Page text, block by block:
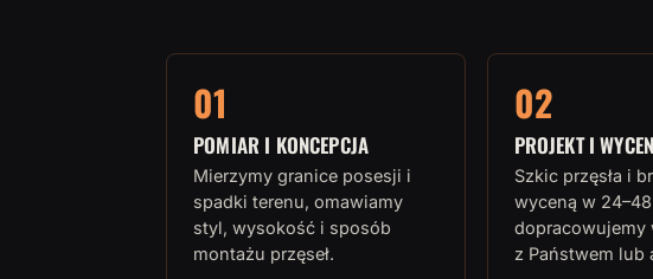
01
POMIAR I KONCEPCJA
Mierzymy granice posesji i
spadki terenu, omawiamy
styl, wysokość i sposób
montażu przęseł.
02
PROJEKT I
Szkic przęsła i
wyceną w
z Państwem lub